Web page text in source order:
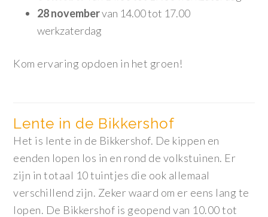
28 novembervan 14.00 tot 17.00
werkzaterdag
Kom ervaring opdoen in het groen!
Lente in de Bikkershof
Het is lente in de Bikkershof. De kippen en
eenden lopen los in en rond de volkstuinen. Er
zijn in totaal 10 tuintjes die ook allemaal
verschillend zijn. Zeker waard om er eens lang te
lopen. De Bikkershof is geopend van 10.00 tot